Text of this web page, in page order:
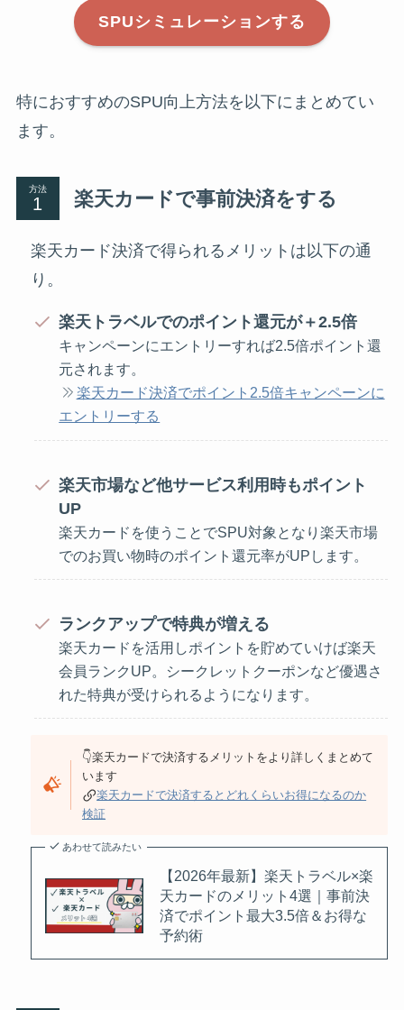
SPUシミュレーションする
特におすすめのSPU向上方法を以下にまとめてい
ます。
方法 楽天カードで事前決済をする
楽天カード決済で得られるメリットは以下の通
り。
楽天トラベルでのポイント還元が＋2.5倍
キャンペーンにエントリーすれば2.5倍ポイント還
元されます。
楽天カード決済でポイント2.5倍キャンペーンに
エントリーする
楽天市場など他サービス利用時もポイント
UP
楽天カードを使うことでSPU対象となり楽天市場
でのお買い物時のポイント還元率がUPします。
ランクアップで特典が増える
楽天カードを活用しポイントを貯めていけば楽天
会員ランクUP。シークレットクーポンなど優遇さ
れた特典が受けられるようになります。
👇楽天カードで決済するメリットをより詳しくまとめて
います
楽天カードで決済するとどれくらいお得になるのか
検証
あわせて読みたい
【2026年最新】楽天トラベル×楽
天カードのメリット4選｜事前決
済でポイント最大3.5倍＆お得な
予約術